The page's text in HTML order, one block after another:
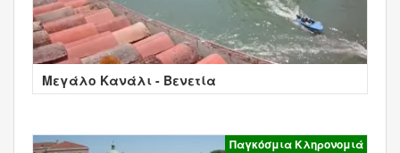
Μεγάλο Κανάλι - Βενετία
Παγκόσμια Κληρονομιά